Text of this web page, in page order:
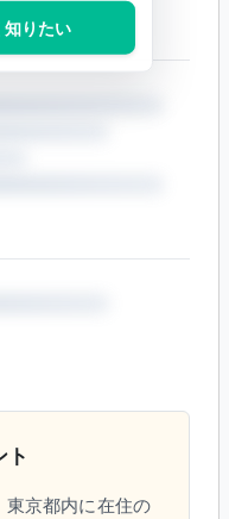
りたい
ト
東京都内に在住の